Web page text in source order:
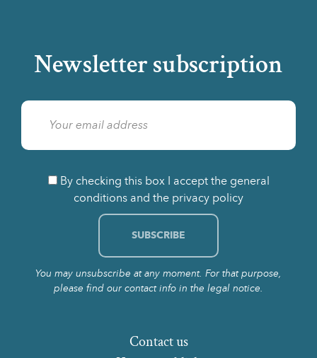
Newsletter subscription
By checking this box I accept the general
conditions and the privacy policy
You may unsubscribe at any moment. For that purpose,
please find our contact info in the legal notice.
Contact us